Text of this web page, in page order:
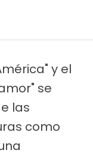
y el
se
las
como